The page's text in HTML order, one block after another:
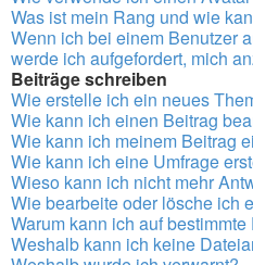
Was ist mein Rang und wie
Wenn ich bei einem Benutzer
werde ich aufgefordert, mich
Beiträge schreiben
Wie erstelle ich ein neues
Wie kann ich einen Beitrag
Wie kann ich meinem Beitrag
Wie kann ich eine Umfrage
Wieso kann ich nicht mehr
Wie bearbeite oder lösche ich
Warum kann ich auf
Weshalb kann ich keine